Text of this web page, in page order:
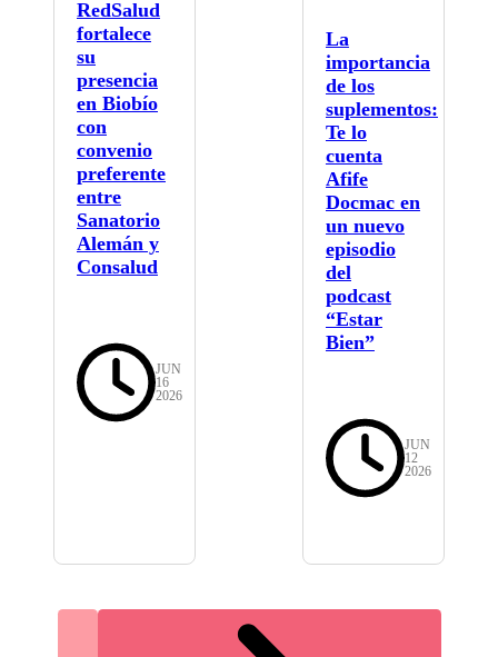
RedSalud
fortalece
su
presencia
en Biobío
con
convenio
preferente
entre
Sanatorio
Alemán y
Consalud
JUN
16
2026
La
importancia
de los
suplementos:
Te lo
cuenta
Afife
Docmac en
un nuevo
episodio
del
podcast
“Estar
Bien”
JUN
12
2026